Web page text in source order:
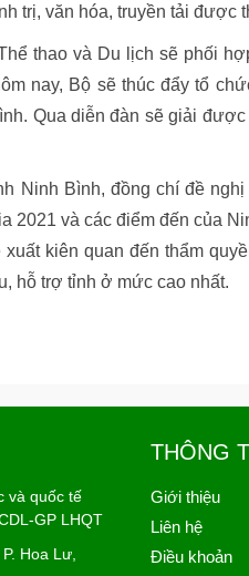
trị, văn hóa, truyền tải
thao và Du lịch sẽ phối
nay, Bộ sẽ thúc đẩy tổ
Qua diễn đàn sẽ giải
Ninh Bình, đồng chí đề
2021 và các điểm đến của
kiên quan đến thẩm
hỗ trợ tỉnh ở mức cao nhất.
và quốc tế
GP LHQT
Hoa Lư,
THÔNG
Giới thiệu
Liên hệ
Điều khoản